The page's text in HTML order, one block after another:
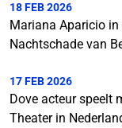
18 FEB 2026
Mariana Aparicio
Nachtschade van
17 FEB 2026
Dove acteur speelt
Theater in